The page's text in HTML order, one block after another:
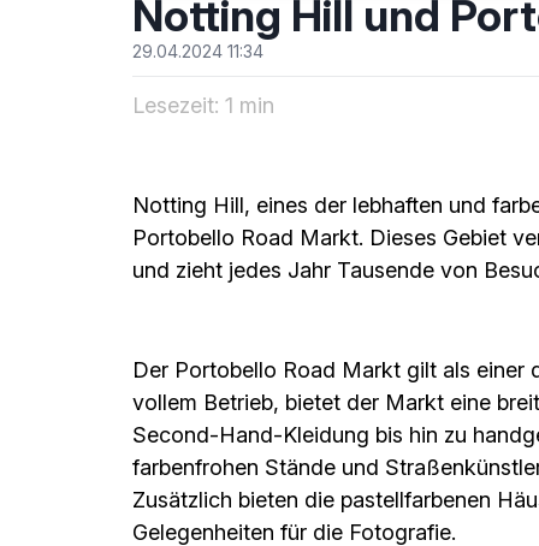
Notting Hill und
29.04.2024 11:34
Lesezeit: 1 min
Notting Hill, eines der lebhaften und
Portobello Road Markt. Dieses Gebiet
und zieht jedes Jahr Tausende von
Der Portobello Road Markt gilt als
vollem Betrieb, bietet der Markt eine
Second-Hand-Kleidung bis hin zu
farbenfrohen Stände und
Zusätzlich bieten die pastellfarbenen
Gelegenheiten für die Fotografie.